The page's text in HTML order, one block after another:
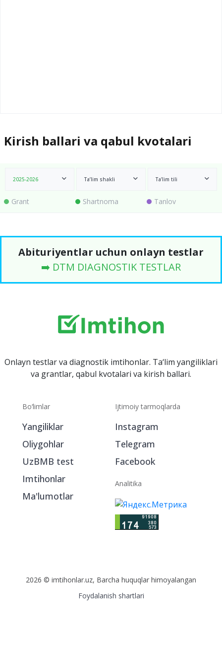
Kirish ballari va qabul kvotalari
2025-2026 Ta’lim shakli Ta’lim tili
Grant Shartnoma Tanlov
Abituriyentlar uchun onlayn testlar
➡️ DTM DIAGNOSTIK TESTLAR
Onlayn testlar va diagnostik imtihonlar. Ta‘lim yangiliklari
va grantlar, qabul kvotalari va kirish ballari.
Bo‘limlar
Yangiliklar
Oliygohlar
UzBMB test
Imtihonlar
Ma'lumotlar
Ijtimoiy tarmoqlarda
Instagram
Telegram
Facebook
Analitika
2026 © imtihonlar.uz, Barcha huquqlar himoyalangan
Foydalanish shartlari